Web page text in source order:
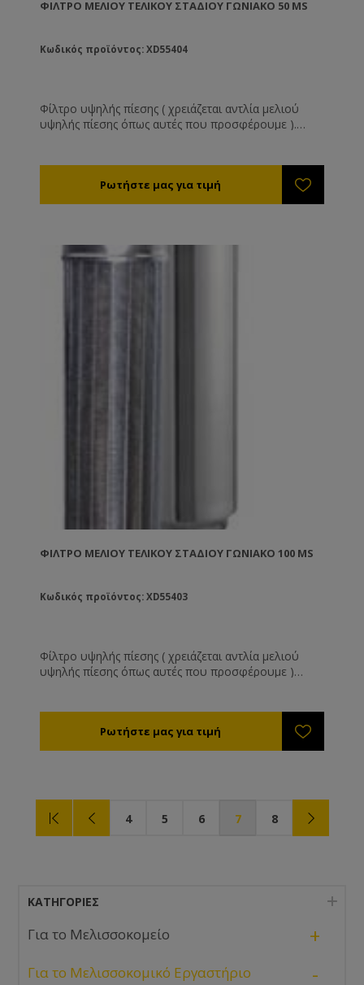
ΦΊΛΤΡΟ ΜΕΛΙΟΎ ΤΕΛΙΚΟΎ ΣΤΑΔΊΟΥ ΓΩΝΙΑΚΌ 50 MS
Κωδικός προϊόντος: XD55404
Φίλτρο υψηλής πίεσης ( χρειάζεται αντλία μελιού
υψηλής πίεσης όπως αυτές που προσφέρουμε ).
κουβούκλιο. Το αφαιρούμενο φίλτρο. Την τάπα
ασφάλισης με το περικόχλιό της. Το μέλι μπαίνει
έξοδο.
ΦΊΛΤΡΟ ΜΕΛΙΟΎ ΤΕΛΙΚΟΎ ΣΤΑΔΊΟΥ ΓΩΝΙΑΚΌ 100 MS
Κωδικός προϊόντος: XD55403
Φίλτρο υψηλής πίεσης ( χρειάζεται αντλία μελιού
υψηλής πίεσης όπως αυτές που προσφέρουμε )
κουβούκλιο Το αφαιρούμενο φίλτρο Την τάπα
ασφάλιση με το περικόχλιο της Το μέλι μπαίνει μέσα
4 5 6 7 8
ΚΑΤΗΓΟΡΊΕΣ
Για το Μελισσοκομείο +
Για το Μελισσοκομικό Εργαστήριο -